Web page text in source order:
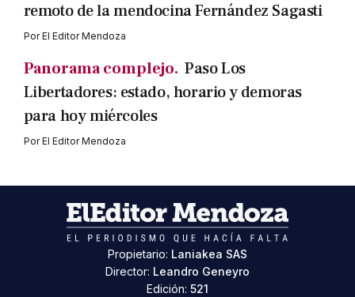
remoto de la mendocina Fernández Sagasti
PorEl Editor Mendoza
Panorama complejo. Paso Los
Libertadores: estado, horario y demoras
para hoy miércoles
PorEl Editor Mendoza
Propietario: Laniakea SAS
Director: Leandro Geneyro
Edición: 521